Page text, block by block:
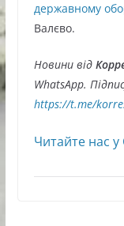
державному
Валєво.
Новини від
WhatsApp.
https://t.me/
Читайте нас